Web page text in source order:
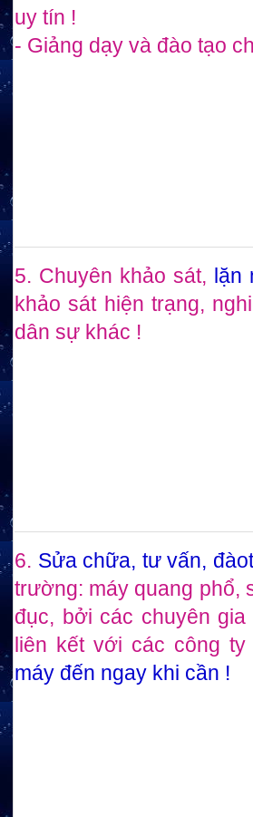
uy tín !
- Giảng dạy và đào tạo
5. Chuyên khảo sát, lặn
khảo sát hiện trạng,
dân sự khác !
6. Sửa chữa, tư vấn,
trường: máy quang phổ,
đục, bởi các chuyên
liên kết với các công
máy đến ngay khi cần !